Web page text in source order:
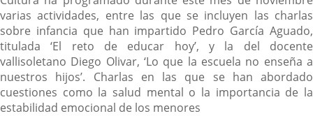
varias actividades, entre las que se incluyen las charlas
sobre infancia que han impartido Pedro García Aguado,
titulada ‘El reto de educar hoy’, y la del docente
vallisoletano Diego Olivar, ‘Lo que la escuela no enseña a
nuestros hijos’. Charlas en las que se han abordado
cuestiones como la salud mental o la importancia de la
estabilidad emocional de los menores